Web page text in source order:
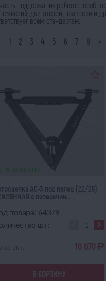
поддержания
двигателей, подвески и
всем стандартам.
1 2 3 4 5 6 7 8 >
В НАЛИЧИИ
АС-3 под палец (22/28)
с поперечин...
товара: 64379
шт:
опт: 10 670 a
В КОРЗИНУ